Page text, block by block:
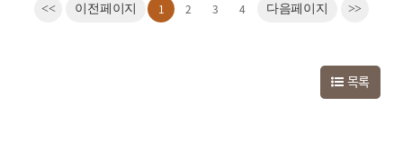
<< 이전페이지 1 2 3 4 다음페이지 >>
목록